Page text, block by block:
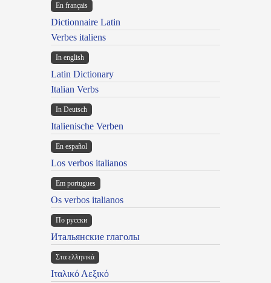
En français
Dictionnaire Latin
Verbes italiens
In english
Latin Dictionary
Italian Verbs
In Deutsch
Italienische Verben
En español
Los verbos italianos
Em portugues
Os verbos italianos
По русски
Итальянские глаголы
Στα ελληνικά
Ιταλικό Λεξικό